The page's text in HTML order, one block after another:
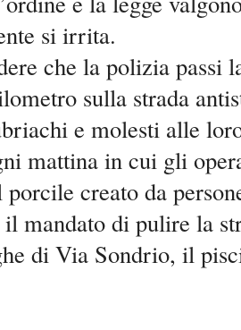
si irrita.
che la polizia passi
sulla strada
e molesti alle
mattina in cui gli
creato da
mandato di pulire la
di Via Sondrio, il